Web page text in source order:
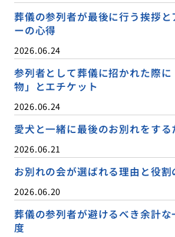
葬儀の参列者が最後に行う挨拶と
ーの心得
2026.06.24
参列者として葬儀に招かれた際に
物」とエチケット
2026.06.24
愛犬と一緒に最後のお別れをす
2026.06.21
お別れの会が選ばれる理由と役割
2026.06.20
葬儀の参列者が避けるべき余計
度